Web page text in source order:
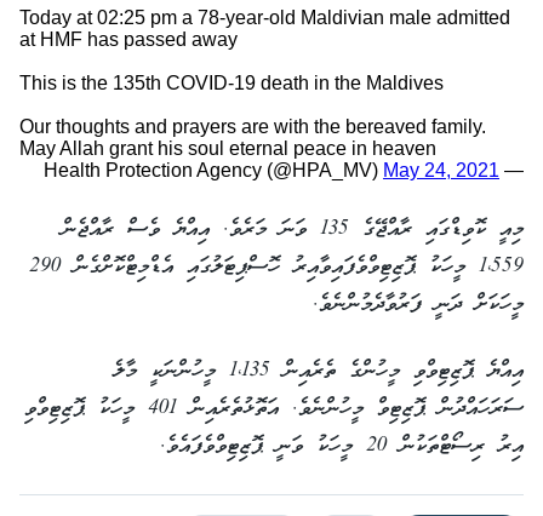
Today at 02:25 pm a 78-year-old Maldivian male admitted
at HMF has passed away
This is the 135th COVID-19 death in the Maldives
Our thoughts and prayers are with the bereaved family.
May Allah grant his soul eternal peace in heaven
— Health Protection Agency (@HPA_MV)
May 24, 2021
މިއީ ކޮވިޑްގައި ރާއްޖޭގެ 135 ވަނަ މަރެވެ. އިއްޔެ ވެސް ރާއްޖެން
1،559 މީހަކު ޕޮޒިޓިވްވެފައިވާއިރު ހޮސްޕިޓަލުގައި އެޑްމިޓްކޮށްގެން 290
މީހަކަށް ދަނީ ފަރުވާދެމުންނެވެ.
އިއްޔެ ޕޮޒިޓިވްވި މީހުންގެ ތެރެއިން 1،135 މީހުންނަކީ މާލެ
ސަރަހައްދުން ޕޮޒިޓިވް މީހުންނެވެ. އަތޮޅުތެރެއިން 401 މީހަކު ޕޮޒިޓިވްވި
އިރު ރިސޯޓްތަކުން 20 މީހަކު ވަނީ ޕޮޒިޓިވްވެފައެވެ.